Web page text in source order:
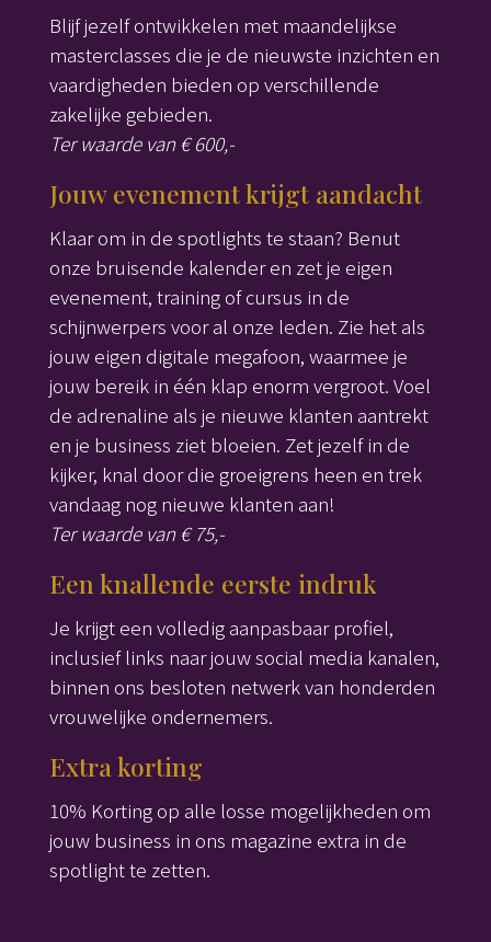
Blijf jezelf ontwikkelen met maandelijkse
masterclasses die je de nieuwste inzichten en
vaardigheden bieden op verschillende
zakelijke gebieden.
Ter waarde van € 600,-
Jouw evenement krijgt aandacht
Klaar om in de spotlights te staan? Benut
onze bruisende kalender en zet je eigen
evenement, training of cursus in de
schijnwerpers voor al onze leden. Zie het als
jouw eigen digitale megafoon, waarmee je
jouw bereik in één klap enorm vergroot. Voel
de adrenaline als je nieuwe klanten aantrekt
en je business ziet bloeien. Zet jezelf in de
kijker, knal door die groeigrens heen en trek
vandaag nog nieuwe klanten aan!
Ter waarde van € 75,-
Een knallende eerste indruk
Je krijgt een volledig aanpasbaar profiel,
inclusief links naar jouw social media kanalen,
binnen ons besloten netwerk van honderden
vrouwelijke ondernemers.
Extra korting
10% Korting op alle losse mogelijkheden om
jouw business in ons magazine extra in de
spotlight te zetten.